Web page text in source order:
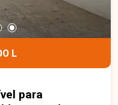
L
para